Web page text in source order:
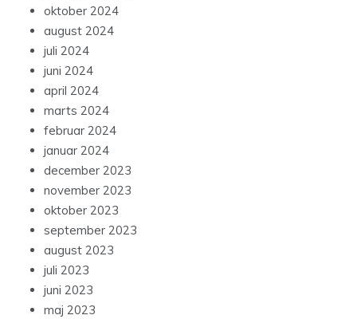
oktober 2024
august 2024
juli 2024
juni 2024
april 2024
marts 2024
februar 2024
januar 2024
december 2023
november 2023
oktober 2023
september 2023
august 2023
juli 2023
juni 2023
maj 2023